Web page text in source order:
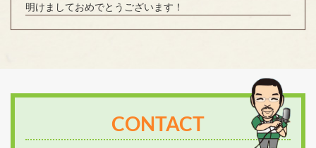
明けましておめでとうございます！
CONTACT